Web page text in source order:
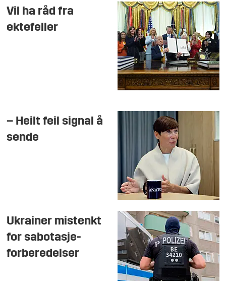
Vil ha råd fra
ektefeller
– Heilt feil signal å
sende
Ukrainer mistenkt
for sabotasje-
forberedelser